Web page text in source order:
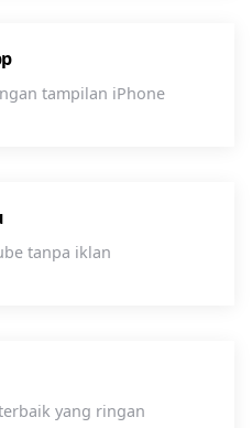
tampilan iPhone
tanpa iklan
yang ringan